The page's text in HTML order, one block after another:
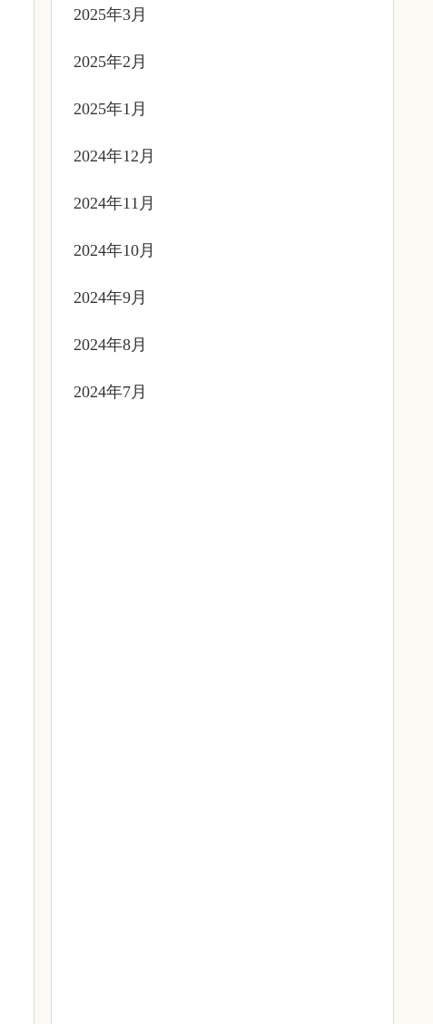
2025年3月
2025年2月
2025年1月
2024年12月
2024年11月
2024年10月
2024年9月
2024年8月
2024年7月